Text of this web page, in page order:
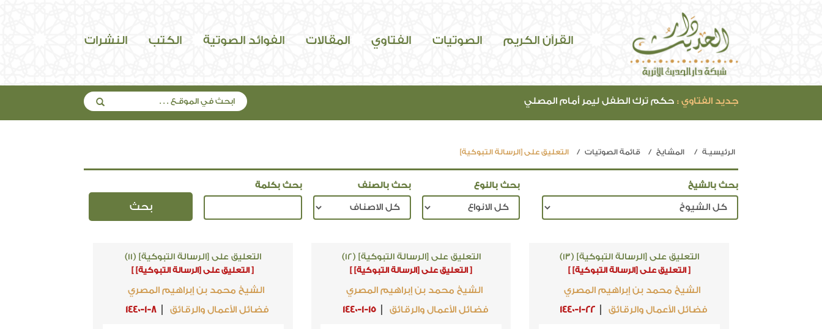
القرآن الكريم الصوتيات الفتاوي المقالات الفوائد الصوتية الكتب النشرات
جديد الفتاوي : حكم ترك الطفل ليمر أمام المصلي
الرئيسيـة المشايخ قائمة الصوتيات التعليق على [الرسالة التبوكية]
بحث بالشيخ بحث بالنوع بحث بالصنف بحث بكلمة
التعليق على [الرسالة التبوكية] (13)
[ التعليق على [الرسالة التبوكية] ]
الشيخ محمد بن إبراهيم المصري
فضائل الأعمال والرقائق
1440-1-22
التعليق على [الرسالة التبوكية] (12)
[ التعليق على [الرسالة التبوكية] ]
الشيخ محمد بن إبراهيم المصري
فضائل الأعمال والرقائق
1440-1-15
التعليق على [الرسالة التبوكية] (11)
[ التعليق على [الرسالة التبوكية] ]
الشيخ محمد بن إبراهيم المصري
فضائل الأعمال والرقائق
1440-1-8